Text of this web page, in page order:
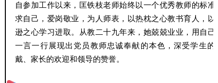
自参加工作以来，匡铁枝老师始终以一个优秀教师的标准
求自己，爱岗敬业，为人师表，以热枕之心教书育人，以
逊之心学习进取。从教二十九年来，她兢兢业业，用自己
一言一行展现出党员教师忠诚奉献的本色，深受学生的
戴、家长的欢迎和领导的赞誉。